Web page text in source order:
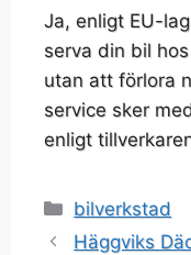
Ja, enligt EU-
serva din bil
utan att förlora
service sker
enligt
bilverkstad
Häggviks